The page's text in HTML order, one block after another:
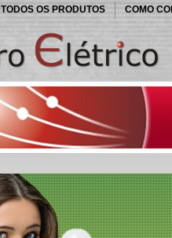
TODOS OS PRODUTOS COMO